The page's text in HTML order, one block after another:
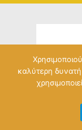
καλύτερη